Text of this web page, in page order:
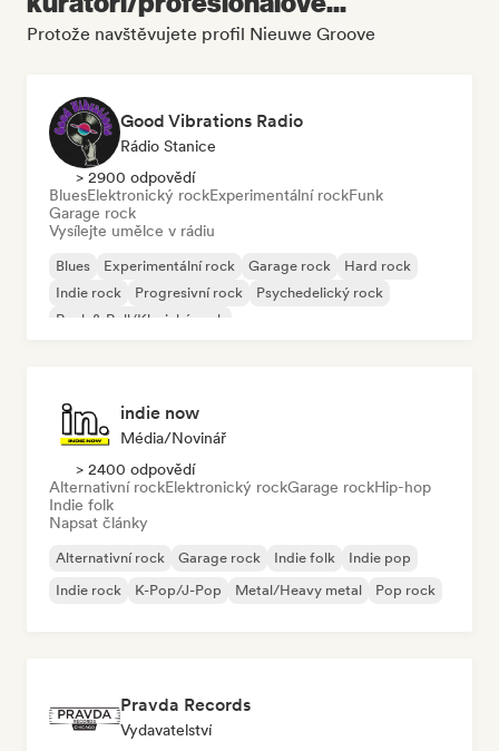
Protože navštěvujete profil Nieuwe Groove
Good Vibrations Radio
Rádio Stanice
> 2900 odpovědí
BluesElektronický rockExperimentální rockFunk
Garage rock
Vysílejte umělce v rádiu
Blues Experimentální rock Garage rock
Hard rock
Indie rock
Progresivní rock
Psychedelický rock
Rock & Roll/Klasický rock
indie now
Média/novinář
> 2400 odpovědí
Alternativní rockElektronický rockGarage rockHip-hop
Indie folk
Napsat články
Alternativní rock Garage rock Indie folk
Indie pop
Indie rock
K-Pop/J-Pop Metal/Heavy metal Pop rock
Pravda Records
Vydavatelství